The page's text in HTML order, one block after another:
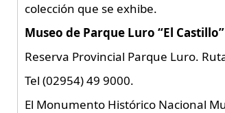
colección que se exhibe.
Museo de Parque Luro “El
Reserva Provincial Parque Luro.
Tel (02954) 49 9000.
El Monumento Histórico Nacional